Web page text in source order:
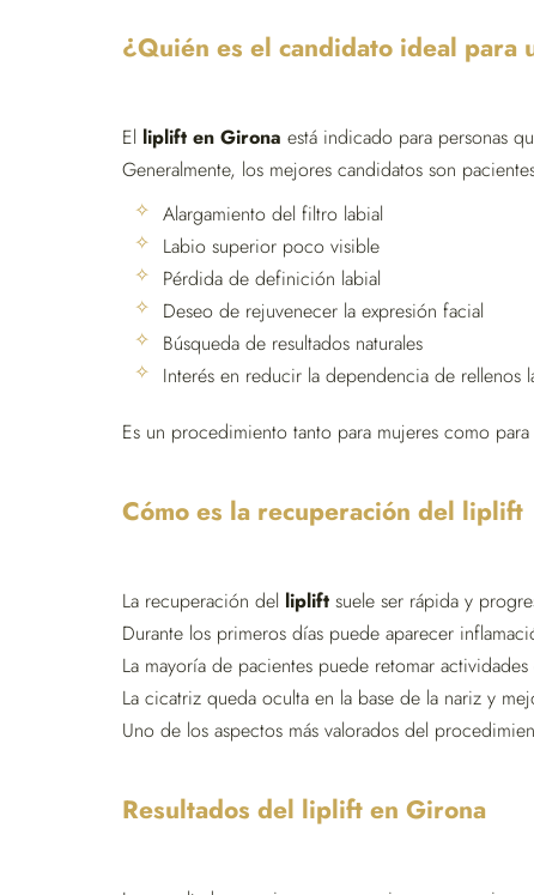
¿Quién es el candidato ideal para
El liplift en Girona está indicado para personas
Generalmente, los mejores candidatos son
Alargamiento del filtro labial
Labio superior poco visible
Pérdida de definición labial
Deseo de rejuvenecer la expresión facial
Búsqueda de resultados naturales
Interés en reducir la dependencia de rellenos
Es un procedimiento tanto para mujeres como
Cómo es la recuperación del liplift
La recuperación del liplift suele ser rápida y
Durante los primeros días puede aparecer
La mayoría de pacientes puede retomar
La cicatriz queda oculta en la base de la nariz y
Uno de los aspectos más valorados del
Resultados del liplift en Girona